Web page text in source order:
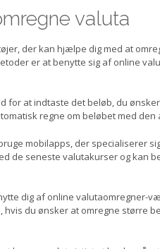
valuta
der kan hjælpe dig med at
er at benytte sig af online
for at indtaste det beløb, du
regne om beløbet med den
mobilapps, der specialiserer
de seneste valutakurser og kan
dig af online valutaomregner-
du ønsker at omregne større